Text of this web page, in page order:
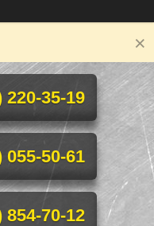
220-35-19
055-50-61
854-70-12